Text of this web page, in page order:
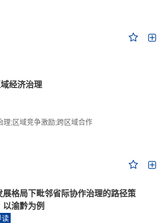
经济治理
理;区域竞争激励;跨区域合作
展格局下毗邻省际协作治理的路径策
以渝黔为例
读